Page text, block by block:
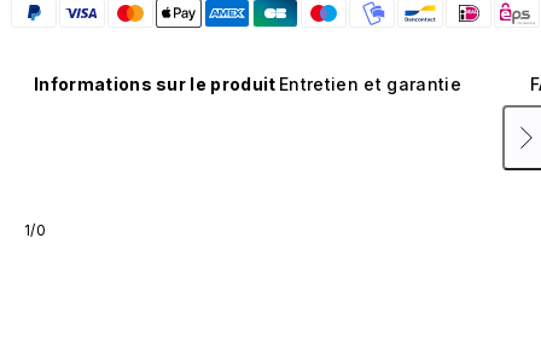
Informations sur le produit Entretien et garantie
1/0